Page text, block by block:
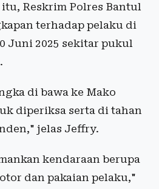
Reskrim Polres Bantul
terhadap pelaku di
Juni 2025 sekitar pukul
di bawa ke Mako
diperiksa serta di tahan
jelas Jeffry.
kendaraan berupa
dan pakaian pelaku,"